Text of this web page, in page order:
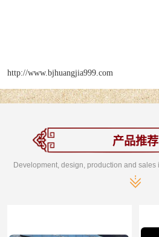
http://www.bjhuangjia999.com
产品推荐